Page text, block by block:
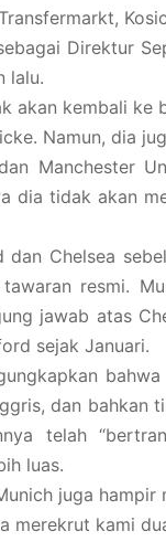
Direktur
lalu.
akan kembali
Namun, dia
Manchester
dia tidak akan
dan Chelsea
resmi.
jawab atas
sejak Januari.
dan bahkan
telah
luas.
juga
merekrut kami